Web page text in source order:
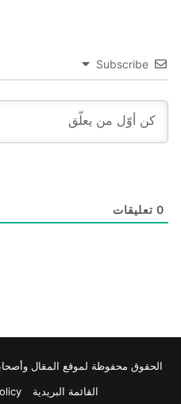
Subscribe
0 تعليقات
الحقوق محفوظة لموقع المقال
القائمة البريدية